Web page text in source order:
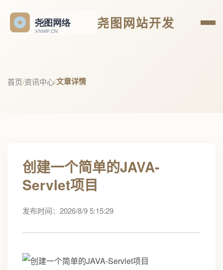
尧图网站开发
首页/资讯中心/文章详情
创建一个简单的JAVA-
Servlet项目
发布时间：2026/8/9 5:15:29